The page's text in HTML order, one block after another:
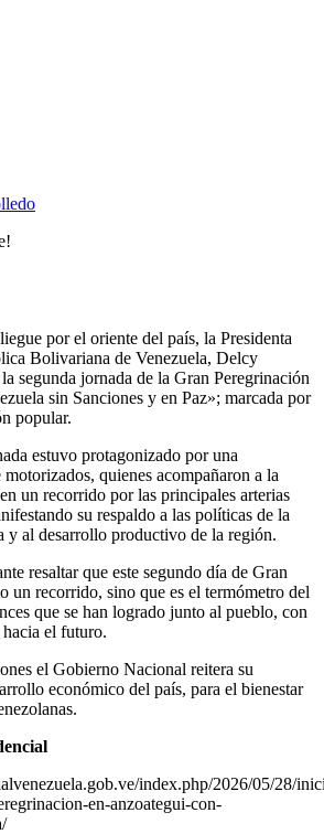
por el oriente del país, la Presidenta
Bolivariana de Venezuela, Delcy
segunda jornada de la Gran Peregrinación
sin Sanciones y en Paz»; marcada por
popular.
estuvo protagonizado por una
quienes acompañaron a la
un recorrido por las principales arterias
su respaldo a las políticas de la
al desarrollo productivo de la región.
resaltar que este segundo día de Gran
un recorrido, sino que es el termómetro del
que se han logrado junto al pueblo, con
el futuro.
el Gobierno Nacional reitera su
económico del país, para el bienestar
index.php/2026/05/28/
en-anzoategui-con-